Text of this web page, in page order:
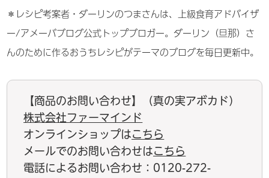
＊レシピ考案者・ダーリンのつまさんは、上級食育アドバイザ
ー/アメーバブログ公式トップブロガー。ダーリン（旦那）さ
んのために作るおうちレシピがテーマのブログを毎日更新中。
【商品のお問い合わせ】（真の実アボカド）
株式会社ファーマインド
オンラインショップはこちら
メールでのお問い合わせはこちら
電話によるお問い合わせ：0120-272-